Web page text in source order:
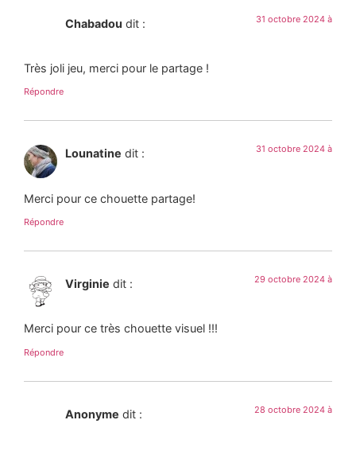
Chabadou dit : 31 octobre 2024 à
Très joli jeu, merci pour le partage !
Répondre
Lounatine dit : 31 octobre 2024 à
Merci pour ce chouette partage!
Répondre
Virginie dit : 29 octobre 2024 à
Merci pour ce très chouette visuel !!!
Répondre
Anonyme dit : 28 octobre 2024 à